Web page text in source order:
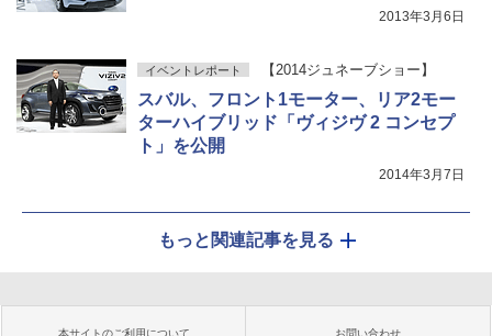
2013年3月6日
イベントレポート 【2014ジュネーブショー】
スバル、フロント1モーター、リア2モー
ターハイブリッド「ヴィジヴ 2 コンセプ
ト」を公開
2014年3月7日
もっと関連記事を見る
本サイトのご利用について お問い合わせ